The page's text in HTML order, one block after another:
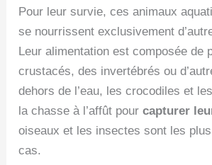
Pour leur survie, ces animaux
se nourrissent exclusivement
Leur alimentation est composée de
crustacés, des invertébrés ou
dehors de l’eau, les crocodiles et
la chasse à l’affût pourcapturer
oiseaux et les insectes sont les
cas.